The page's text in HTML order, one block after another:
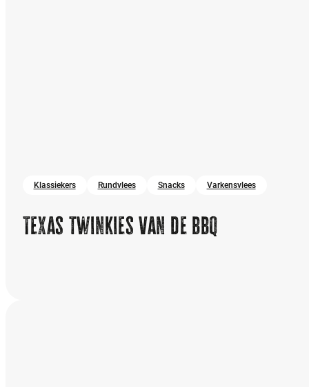
Klassiekers Rundvlees Snacks Varkensvlees
Texas twinkies van de bbq